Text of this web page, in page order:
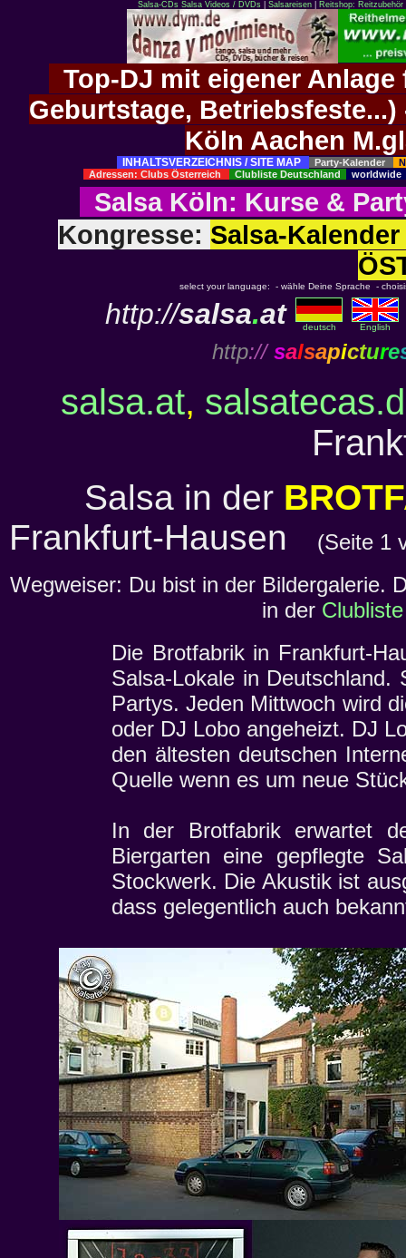
Salsa-CDs Salsa Videos / DVDs| Salsareisen| Reitshop:
Top-DJ mit eigener
Geburtstage,
Köln Aachen
INHALTSVERZEICHNIS / SITE MAP Party-Kalender
Adressen: Clubs Österreich
Clubliste Deutschland worldwide
Salsa Köln: Kurse &
Kongresse: Salsa-
select your language: - wähle Deine Sprache -
http://salsa.at deutsch English
http:// salsapicture
salsa.at,
Salsa in der
Frankfurt-Hausen
(Seite 1
Wegweiser: Du bist in der Bildergalerie.
in der Clubliste
Die Brotfabrik in Frankfurt-
Salsa-Lokale in
Partys. Jeden Mittwoch wird
oder DJ Lobo angeheizt. DJ
den ältesten deutschen
Quelle wenn es um neue
In der Brotfabrik erwartet
Biergarten eine gepflegte
Stockwerk. Die Akustik ist
dass gelegentlich auch